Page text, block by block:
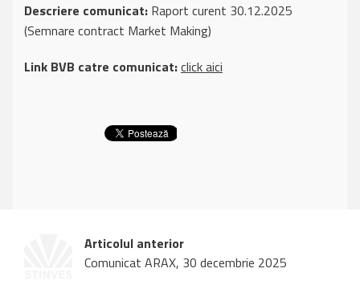
Descriere comunicat: Raport curent 30.12.2025
(Semnare contract Market Making)
Link BVB catre comunicat:click aici
Articolul anterior
Comunicat ARAX, 30 decembrie 2025